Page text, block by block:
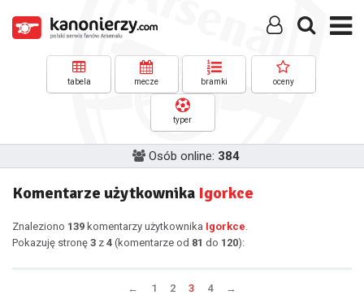
tabela mecze bramki oceny
typer
Osób online: 384
Komentarze użytkownika Igorkce
Znaleziono 139 komentarzy użytkownika Igorkce.
Pokazuję stronę 3 z 4 (komentarze od 81 do 120):
← 1 2 3 4 →